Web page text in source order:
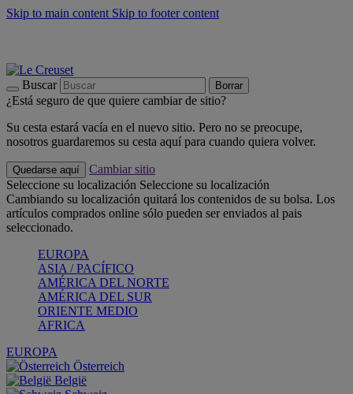
Skip to main content Skip to footer content
Buscar Borrar
¿Está seguro de que quiere cambiar de sitio?
Su cesta estará vacía en el nuevo sitio. Pero no se preocupe,
nosotros guardaremos su cesta aquí para cuando quiera volver.
Quedarse aquí
Cambiar sitio
Seleccione su localización Seleccione su localización
Cambiando su localización quitará los contenidos de su bolsa. Los
artículos comprados online sólo pueden ser enviados al pais
seleccionado.
EUROPA
ASIA / PACÍFICO
AMÉRICA DEL NORTE
AMÉRICA DEL SUR
ORIENTE MEDIO
AFRICA
EUROPA
Österreich
België